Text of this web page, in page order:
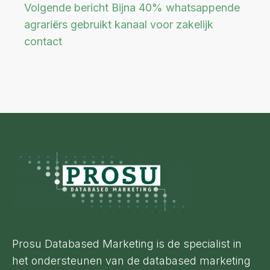
Volgende bericht Bijna 40% whatsappende
agrariërs gebruikt kanaal voor zakelijk
contact
Footer
Prosu Databased Marketing is de specialist in
het ondersteunen van de databased marketing